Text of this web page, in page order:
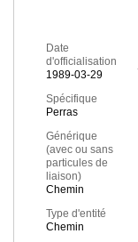
Date
d'officialisation
1989-03-29
Spécifique
Perras
Générique
(avec ou sans
particules de
liaison)
Chemin
Type d'entité
Chemin